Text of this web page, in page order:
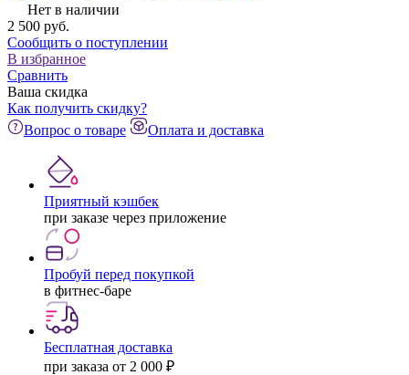
Нет в наличии
2 500 pуб.
Сообщить о поступлении
В избранное
Сравнить
Ваша скидка
Как получить скидку?
Вопрос о товаре
Оплата и доставка
Приятный кэшбек
при заказе через приложение
Пробуй перед покупкой
в фитнес-баре
Бесплатная доставка
при заказа от 2 000 ₽